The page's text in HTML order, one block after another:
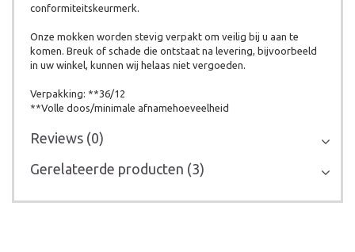
conformiteitskeurmerk.
Onze mokken worden stevig verpakt om veilig bij u aan te
komen. Breuk of schade die ontstaat na levering, bijvoorbeeld
in uw winkel, kunnen wij helaas niet vergoeden.
Verpakking: **36/12
**Volle doos/minimale afnamehoeveelheid
Reviews (0)
Gerelateerde producten (3)